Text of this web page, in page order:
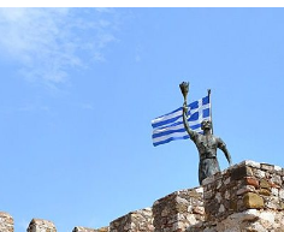
με drones, θερμικές
έγκαιρης ανίχνευσης
ως επιχειρησιακού
τη δυνατότητα υδροληψίας
δίκτυο
δημοτικές ενότητες.